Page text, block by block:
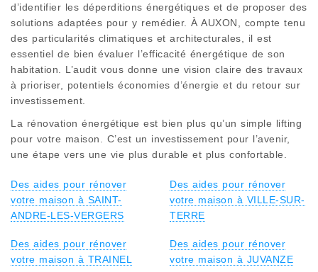
d’identifier les déperditions énergétiques et de proposer des
solutions adaptées pour y remédier. À AUXON, compte tenu
des particularités climatiques et architecturales, il est
essentiel de bien évaluer l’efficacité énergétique de son
habitation. L’audit vous donne une vision claire des travaux
à prioriser, potentiels économies d’énergie et du retour sur
investissement.
La rénovation énergétique est bien plus qu’un simple lifting
pour votre maison. C’est un investissement pour l’avenir,
une étape vers une vie plus durable et plus confortable.
Des aides pour rénover
votre maison à SAINT-
ANDRE-LES-VERGERS
Des aides pour rénover
votre maison à VILLE-SUR-
TERRE
Des aides pour rénover
votre maison à TRAINEL
Des aides pour rénover
votre maison à JUVANZE